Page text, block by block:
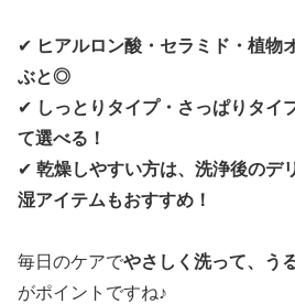
✔ ヒアルロン酸・セラミド・植物
ぶと◎
✔ しっとりタイプ・さっぱりタイ
て選べる！
✔ 乾燥しやすい方は、洗浄後のデ
湿アイテムもおすすめ！
毎日のケアでやさしく洗って、う
がポイントですね♪